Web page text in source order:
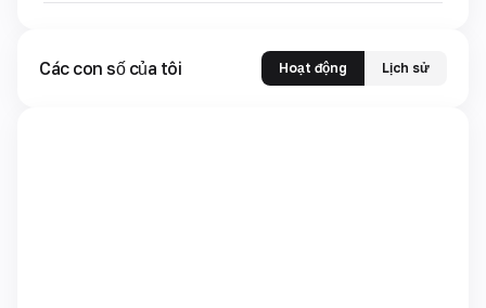
Các con số của tôi Hoạt động Lịch sử